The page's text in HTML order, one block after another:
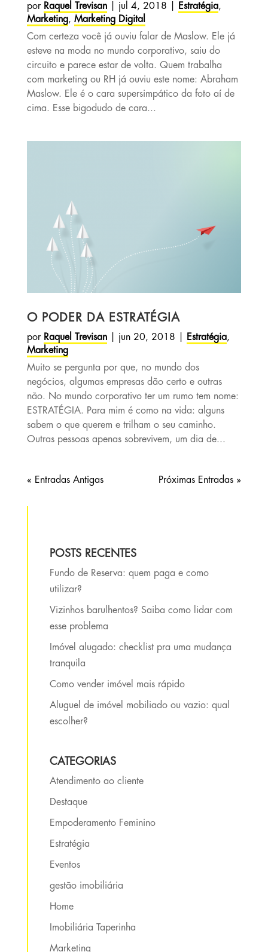
por Raquel Trevisan| jul 4, 2018 Estratégia,
Marketing, Marketing Digital
Com certeza você já ouviu falar de Maslow. Ele já
esteve na moda no mundo corporativo, saiu do
circuito e parece estar de volta. Quem trabalha
com marketing ou RH já ouviu este nome: Abraham
Maslow. Ele é o cara supersimpático da foto aí de
cima. Esse bigodudo de cara...
O PODER DA ESTRATÉGIA
por Raquel Trevisan| jun 20, 2018 Estratégia,
Marketing
Muito se pergunta por que, no mundo dos
negócios, algumas empresas dão certo e outras
não. No mundo corporativo ter um rumo tem nome:
ESTRATÉGIA. Para mim é como na vida: alguns
sabem o que querem e trilham o seu caminho.
Outras pessoas apenas sobrevivem, um dia de...
« Entradas Antigas Próximas Entradas »
POSTS RECENTES
Fundo de Reserva: quem paga e como
utilizar?
Vizinhos barulhentos? Saiba como lidar com
esse problema
Imóvel alugado: checklist pra uma mudança
tranquila
Como vender imóvel mais rápido
Aluguel de imóvel mobiliado ou vazio: qual
escolher?
CATEGORIAS
Atendimento ao cliente
Destaque
Empoderamento Feminino
Estratégia
Eventos
gestão imobiliária
Home
Imobiliária Taperinha
Marketing